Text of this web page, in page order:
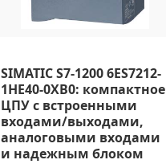
SIMATIC S7-1200 6ES7212-
1HE40-0XB0: компактное
ЦПУ с встроенными
входами/выходами,
аналоговыми входами
и надежным блоком